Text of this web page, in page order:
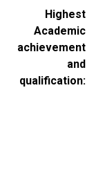
Highest
Academic
achievement
and
qualification